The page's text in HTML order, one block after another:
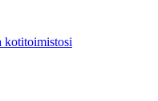
kotitoimistosi